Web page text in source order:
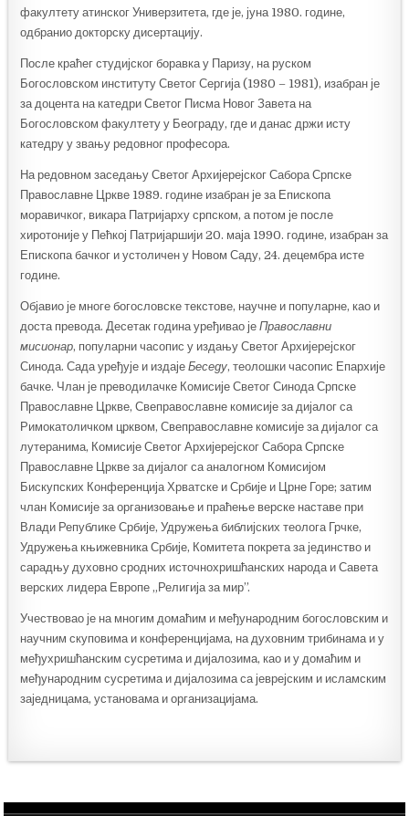
факултету атинског Универзитета, где је, јуна 1980. године,
одбранио докторску дисертацију.
После краћег студијског боравка у Паризу, на руском
Богословском институту Светог Сергија (1980 – 1981), изабран је
за доцента на катедри Светог Писма Новог Завета на
Богословском факултету у Београду, где и данас држи исту
катедру у звању редовног професора.
На редовном заседању Светог Архијерејског Сабора Српске
Православне Цркве 1989. године изабран је за Епископа
моравичког, викара Патријарху српском, а потом је после
хиротоније у Пећкој Патријаршији 20. маја 1990. године, изабран за
Епископа бачког и устоличен у Новом Саду, 24. децембра исте
године.
Објавио је многе богословске текстове, научне и популарне, као и
доста превода. Десетак година уређивао јеПравославни
мисионар, популарни часопис у издању Светог Архијерејског
Синода. Сада уређује и издајеБеседу, теолошки часопис Епархије
бачке. Члан је преводилачке Комисије Светог Синода Српске
Православне Цркве, Свеправославне комисије за дијалог са
Римокатоличком црквом, Свеправославне комисије за дијалог са
лутеранима, Комисије Светог Архијерејског Сабора Српске
Православне Цркве за дијалог са аналогном Комисијом
Бискупских Конференција Хрватске и Србије и Црне Горе; затим
члан Комисије за организовање и праћење верске наставе при
Влади Републике Србије, Удружења библијских теолога Грчке,
Удружења књижевника Србије, Комитета покрета за јединство и
сарадњу духовно сродних источнохришћанских народа и Савета
верских лидера Европе „Религија за мир”.
Учествовао је на многим домаћим и међународним богословским и
научним скуповима и конференцијама, на духовним трибинама и у
међухришћанским сусретима и дијалозима, као и у домаћим и
међународним сусретима и дијалозима са јеврејским и исламским
заједницама, установама и организацијама.